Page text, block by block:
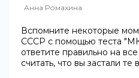
Анна Ромахина
Вспомните некоторые
СССР с помощью теста
ответите правильно на
считать, что вы застали те